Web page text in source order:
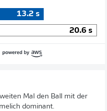
13.2s
20.6 s
Mal den Ball mit der
dominant.